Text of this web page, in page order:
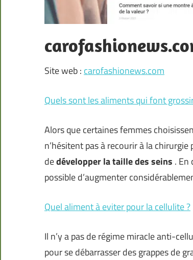
Site web : carofashionews.com
Quels sont les aliments qui font
Alors que certaines femmes
n’hésitent pas à recourir à la
dedévelopper la taille des seins .
possible d’augmenter
Quel aliment à eviter pour la cellulite ?
Il n’y a pas de régime miracle anti-
pour se débarrasser des grappes de